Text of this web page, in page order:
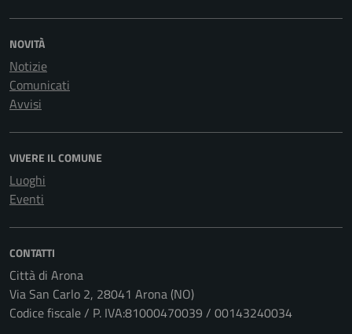
NOVITÀ
Notizie
Comunicati
Avvisi
VIVERE IL COMUNE
Luoghi
Eventi
CONTATTI
Città di Arona
Via San Carlo 2, 28041 Arona (NO)
Codice fiscale / P. IVA:81000470039 / 00143240034